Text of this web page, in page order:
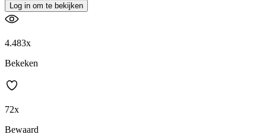
Log in om te bekijken
4.483x
Bekeken
72x
Bewaard